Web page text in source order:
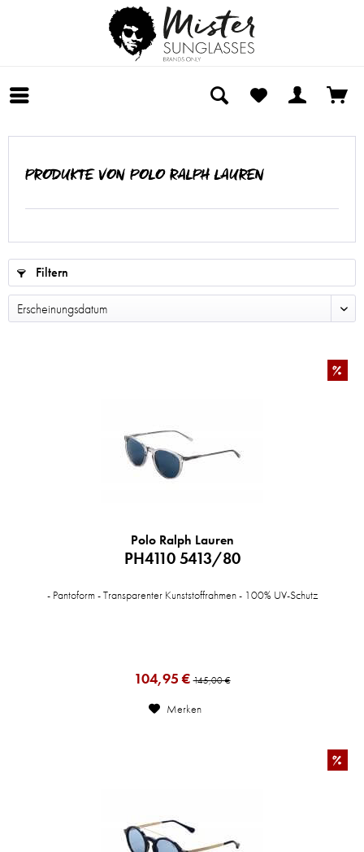
PRODUKTE VON POLO RALPH LAUREN
Filtern
%
Polo Ralph Lauren
PH4110 5413/80
- Pantoform - Transparenter Kunststoffrahmen - 100% UV-Schutz
104,95 € 145,00 €
Merken
%